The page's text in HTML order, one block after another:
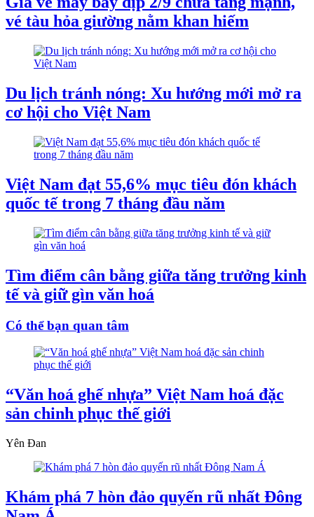
vé tàu hỏa giường nằm khan hiếm
Du lịch tránh nóng: Xu hướng mới mở ra
cơ hội cho Việt Nam
Việt Nam đạt 55,6% mục tiêu đón khách
quốc tế trong 7 tháng đầu năm
Tìm điểm cân bằng giữa tăng trưởng kinh
tế và giữ gìn văn hoá
Có thể bạn quan tâm
“Văn hoá ghế nhựa” Việt Nam hoá đặc
sản chinh phục thế giới
Yên Đan
Khám phá 7 hòn đảo quyến rũ nhất Đông